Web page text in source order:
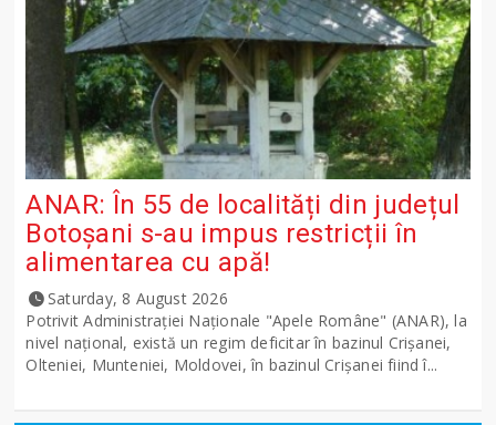
ANAR: În 55 de localități din județul
Botoșani s-au impus restricții în
alimentarea cu apă!
Saturday, 8 August 2026
Potrivit Administraţiei Naţionale "Apele Române" (ANAR), la
nivel naţional, există un regim deficitar în bazinul Crişanei,
Olteniei, Munteniei, Moldovei, în bazinul Crişanei fiind î...